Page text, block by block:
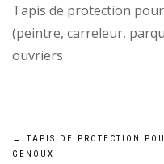
Tapis de protection
(peintre, carreleur,
ouvriers
Navigation
←
TAPIS DE PROTECTION
GENOUX